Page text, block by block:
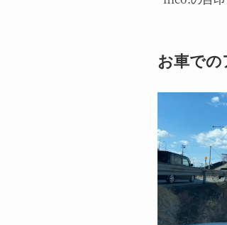
お車での